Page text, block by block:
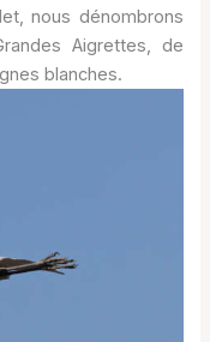
nous dénombrons
Aigrettes, de
blanches.